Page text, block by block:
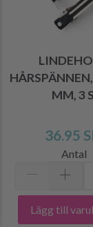
MM, 3
36.95
Antal
Lägg till